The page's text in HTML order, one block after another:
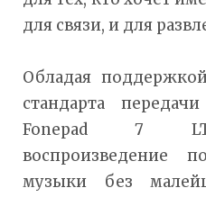
для связи, и для
Обладая
стандарта
Fonepad 7
воспроизведение
музыки без